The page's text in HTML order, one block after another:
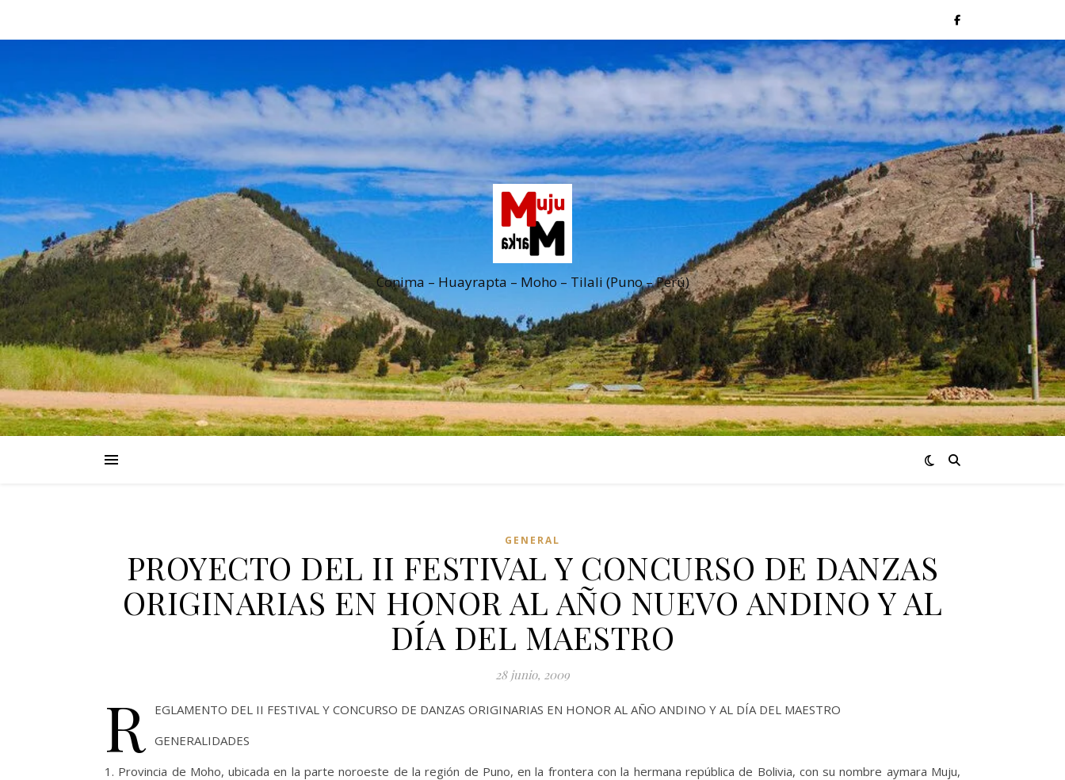
Conima – Huayrapta – Moho – Tilali (Puno – Perú)
GENERAL
PROYECTO DEL II FESTIVAL Y CONCURSO DE DANZAS
ORIGINARIAS EN HONOR AL AÑO NUEVO ANDINO Y AL
DÍA DEL MAESTRO
28 junio, 2009
R
EGLAMENTO DEL II FESTIVAL Y CONCURSO DE DANZAS ORIGINARIAS EN HONOR AL AÑO ANDINO Y AL DÍA DEL MAESTRO
GENERALIDADES
1. Provincia de Moho, ubicada en la parte noroeste de la región de Puno, en la frontera con la hermana república de Bolivia, con su nombre aymara Muju,